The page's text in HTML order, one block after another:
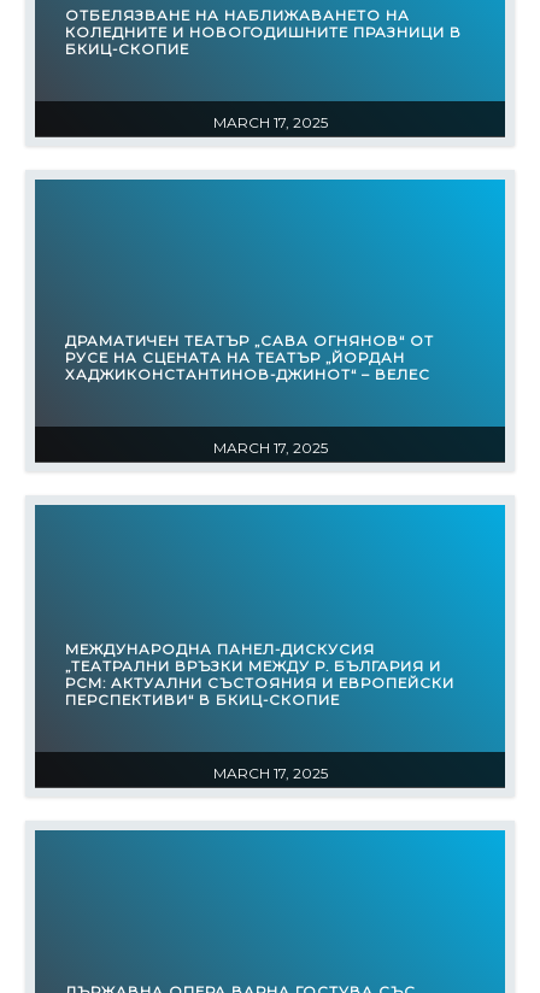
MARCH 17, 2025
ОТБЕЛЯЗВАНЕ НА НАБЛИЖАВАНЕТО НА
КОЛЕДНИТЕ И НОВОГОДИШНИТЕ ПРАЗНИЦИ В
БКИЦ-СКОПИЕ
MARCH 17, 2025
ДРАМАТИЧЕН ТЕАТЪР „САВА ОГНЯНОВ“ ОТ
РУСЕ НА СЦЕНАТА НА ТЕАТЪР „ЙОРДАН
ХАДЖИКОНСТАНТИНОВ-ДЖИНОТ“ – ВЕЛЕС
MARCH 17, 2025
МЕЖДУНАРОДНА ПАНЕЛ-ДИСКУСИЯ
„ТЕАТРАЛНИ ВРЪЗКИ МЕЖДУ Р. БЪЛГАРИЯ И
РСМ: АКТУАЛНИ СЪСТОЯНИЯ И ЕВРОПЕЙСКИ
ПЕРСПЕКТИВИ“ В БКИЦ-СКОПИЕ